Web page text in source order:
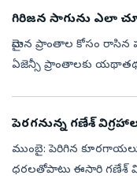
గిరిజన సాగును ఎలా
మైదాన ప్రాంతాల కోసం రాసిన
ఏజెన్సీ ప్రాంతాలకు
పెరగనున్న గణేశ్‌
ముంబై: పెరిగిన
ధరలతోపాటు ఈసారి గణేశ్‌